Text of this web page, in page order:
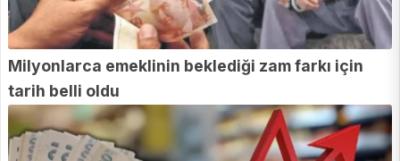
Milyonlarca emeklinin beklediği zam farkı için
tarih belli oldu